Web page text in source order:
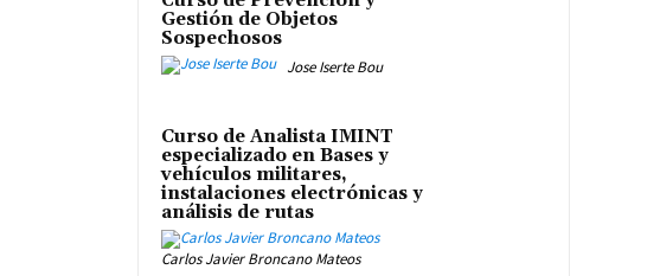
Gestión de Objetos
Sospechosos
Jose Iserte Bou
Curso de Analista IMINT
especializado en Bases y
vehículos militares,
instalaciones electrónicas y
análisis de rutas
Carlos Javier Broncano Mateos